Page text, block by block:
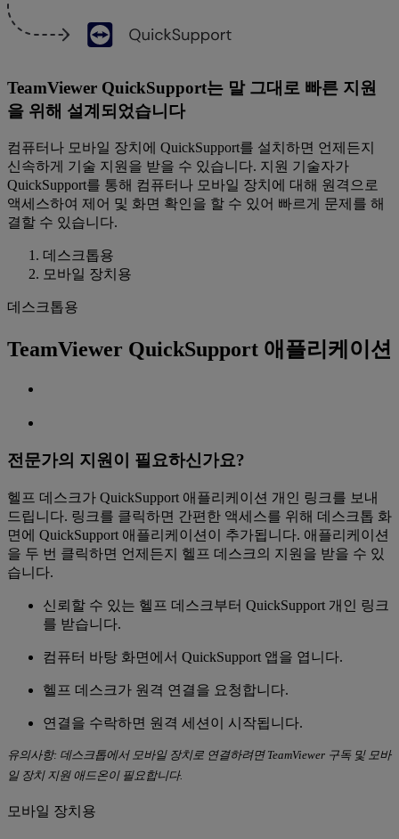
TeamViewer QuickSupport는 말 그대로 빠른 지원
을 위해 설계되었습니다
컴퓨터나 모바일 장치에 QuickSupport를 설치하면 언제든지
신속하게 기술 지원을 받을 수 있습니다. 지원 기술자가
QuickSupport를 통해 컴퓨터나 모바일 장치에 대해 원격으로
액세스하여 제어 및 화면 확인을 할 수 있어 빠르게 문제를 해
결할 수 있습니다.
데스크톱용
모바일 장치용
데스크톱용
TeamViewer QuickSupport 애플리케이션
전문가의 지원이 필요하신가요?
헬프 데스크가 QuickSupport 애플리케이션 개인 링크를 보내
드립니다. 링크를 클릭하면 간편한 액세스를 위해 데스크톱 화
면에 QuickSupport 애플리케이션이 추가됩니다. 애플리케이션
을 두 번 클릭하면 언제든지 헬프 데스크의 지원을 받을 수 있
습니다.
신뢰할 수 있는 헬프 데스크부터 QuickSupport 개인 링크
를 받습니다.
컴퓨터 바탕 화면에서 QuickSupport 앱을 엽니다.
헬프 데스크가 원격 연결을 요청합니다.
연결을 수락하면 원격 세션이 시작됩니다.
유의사항: 데스크톱에서 모바일 장치로 연결하려면 TeamViewer 구독 및 모바
일 장치 지원 애드온이 필요합니다.
모바일 장치용